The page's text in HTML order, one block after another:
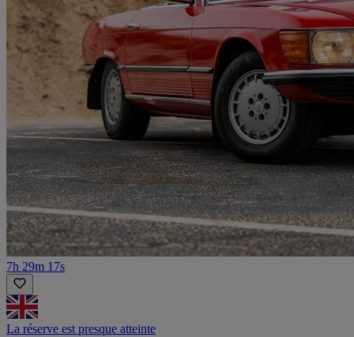
7h 29m 17s
La réserve est presque atteinte